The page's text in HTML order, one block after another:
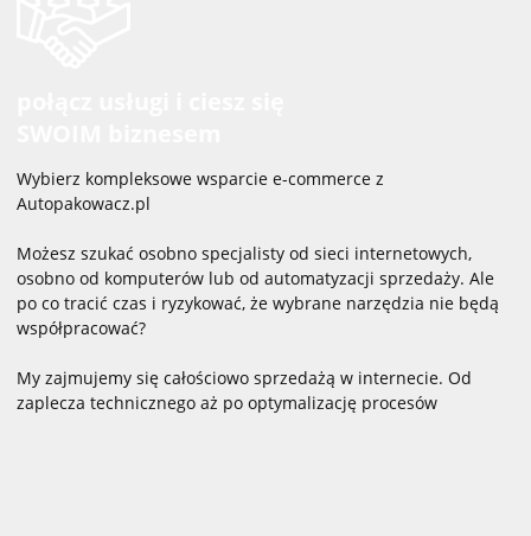
Wybierz kompleksowe wsparcie e-commerce z
Autopakowacz.pl
Możesz szukać osobno specjalisty od sieci internetowych,
osobno od komputerów lub od automatyzacji sprzedaży. Ale
po co tracić czas i ryzykować, że wybrane narzędzia nie będą
współpracować?
My zajmujemy się całościowo sprzedażą w internecie. Od
zaplecza technicznego aż po optymalizację procesów